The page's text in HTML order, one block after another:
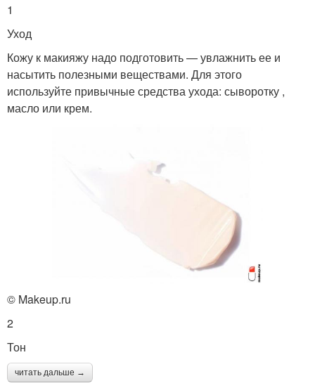
1
Уход
Кожу к макияжу надо подготовить — увлажнить ее и
насытить полезными веществами. Для этого
используйте привычные средства ухода: сыворотку ,
масло или крем.
© Makeup.ru
2
Тон
читать дальше →